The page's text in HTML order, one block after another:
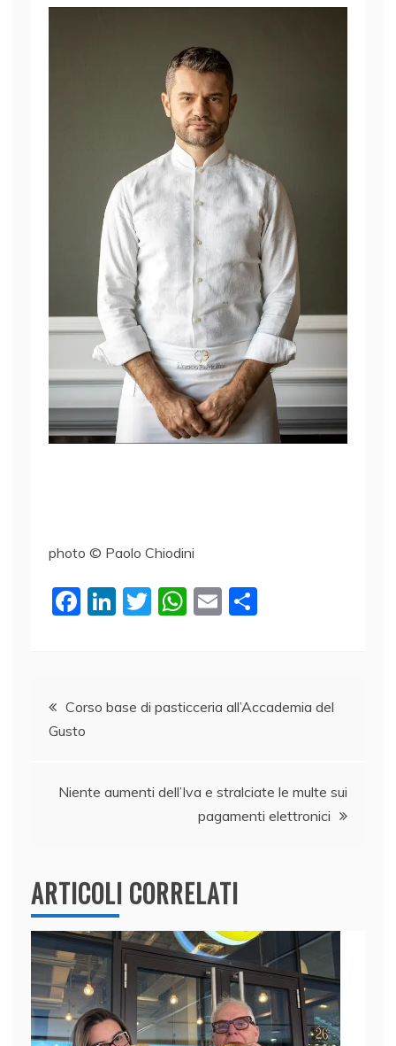
photo © Paolo Chiodini
F
b
o
k
Li
dI
T
W
A
E
vi
Navigazione
articoli
Corso base di pasticceria all’Accademia del
Gusto
Niente aumenti dell’Iva e stralciate le multe sui
pagamenti elettronici
ARTICOLI CORRELATI